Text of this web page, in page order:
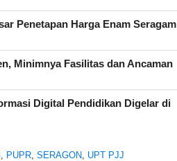
Penetapan Harga Enam Seragam
Minimnya Fasilitas dan Ancaman
Digital Pendidikan Digelar di
, PUPR,SERAGON, UPT PJJ